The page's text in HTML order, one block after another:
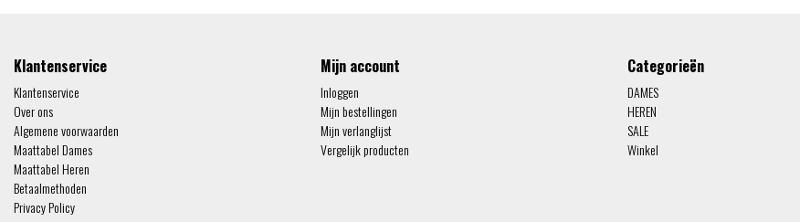
Klantenservice
Klantenservice
Over ons
Algemene voorwaarden
Maattabel Dames
Maattabel Heren
Betaalmethoden
Privacy Policy
Mijn account
Inloggen
Mijn bestellingen
Mijn verlanglijst
Vergelijk producten
Categorieën
DAMES
HEREN
SALE
Winkel